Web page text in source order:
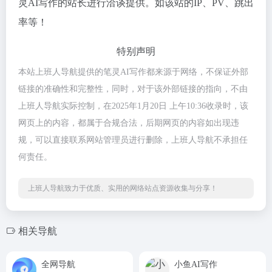
灵AI写作的站长进行洽谈提供。如该站的IP、PV、跳出
率等！
特别声明
本站上班人导航提供的笔灵AI写作都来源于网络，不保证外部
链接的准确性和完整性，同时，对于该外部链接的指向，不由
上班人导航实际控制，在2025年1月20日 上午10:36收录时，该
网页上的内容，都属于合规合法，后期网页的内容如出现违
规，可以直接联系网站管理员进行删除，上班人导航不承担任
何责任。
上班人导航致力于优质、实用的网络站点资源收集与分享！
相关导航
全网导航 小鱼AI写作